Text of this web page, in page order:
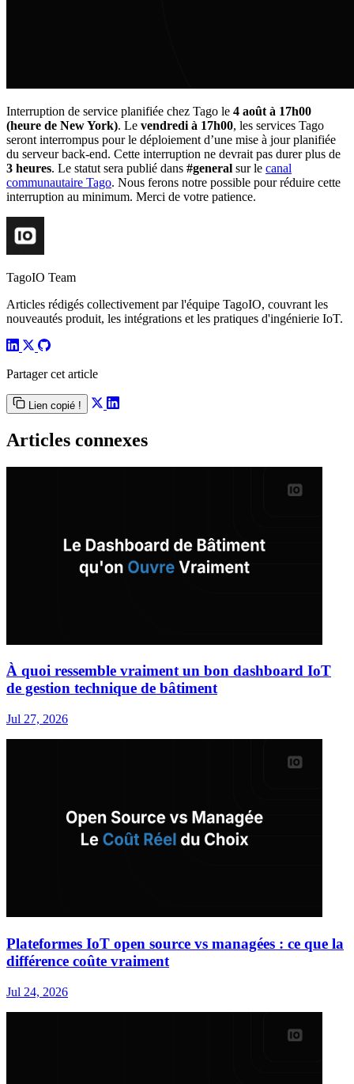
Interruption de service planifiée chez Tago le 4 août à 17h00
(heure de New York). Le vendredi à 17h00, les services Tago
seront interrompus pour le déploiement d’une mise à jour planifiée
du serveur back-end. Cette interruption ne devrait pas durer plus de
3 heures. Le statut sera publié dans #general sur le canal
communautaire Tago. Nous ferons notre possible pour réduire cette
interruption au minimum. Merci de votre patience.
TagoIO Team
Articles rédigés collectivement par l'équipe TagoIO, couvrant les
nouveautés produit, les intégrations et les pratiques d'ingénierie IoT.
Partager cet article
Lien copié !
Articles connexes
À quoi ressemble vraiment un bon dashboard IoT
de gestion technique de bâtiment
Jul 27, 2026
Plateformes IoT open source vs managées : ce que la
différence coûte vraiment
Jul 24, 2026